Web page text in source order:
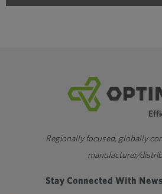
Regionally focused, globally
manufacturer/
Stay Connected With